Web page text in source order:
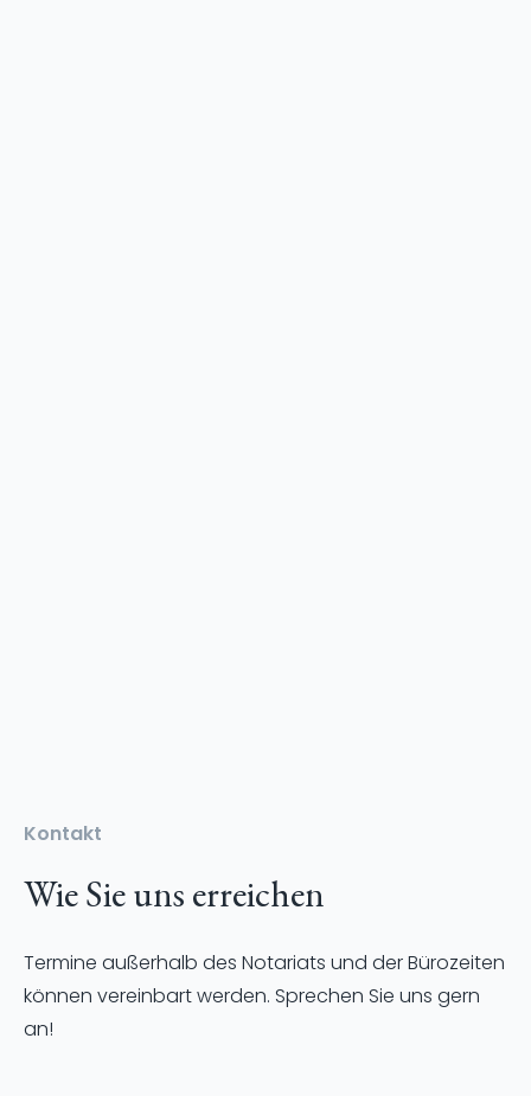
Kontakt
Wie Sie uns erreichen
Termine außerhalb des Notariats und der Bürozeiten
können vereinbart werden. Sprechen Sie uns gern
an!